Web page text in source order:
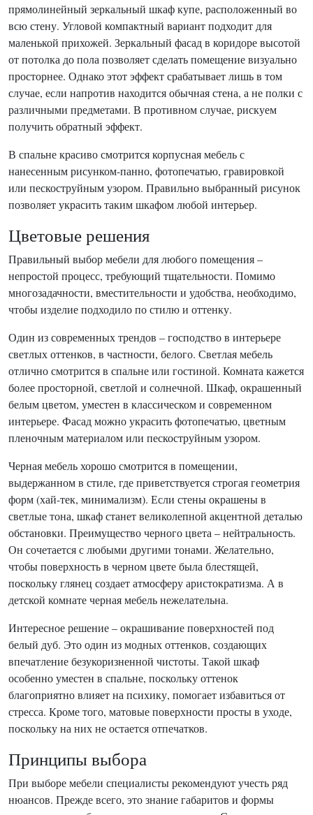
прямолинейный зеркальный шкаф купе, расположенный во
всю стену. Угловой компактный вариант подходит для
маленькой прихожей. Зеркальный фасад в коридоре высотой
от потолка до пола позволяет сделать помещение визуально
просторнее. Однако этот эффект срабатывает лишь в том
случае, если напротив находится обычная стена, а не полки с
различными предметами. В противном случае, рискуем
получить обратный эффект.
В спальне красиво смотрится корпусная мебель с
нанесенным рисунком-панно, фотопечатью, гравировкой
или пескоструйным узором. Правильно выбранный рисунок
позволяет украсить таким шкафом любой интерьер.
Цветовые решения
Правильный выбор мебели для любого помещения –
непростой процесс, требующий тщательности. Помимо
многозадачности, вместительности и удобства, необходимо,
чтобы изделие подходило по стилю и оттенку.
Один из современных трендов – господство в интерьере
светлых оттенков, в частности, белого. Светлая мебель
отлично смотрится в спальне или гостиной. Комната кажется
более просторной, светлой и солнечной. Шкаф, окрашенный
белым цветом, уместен в классическом и современном
интерьере. Фасад можно украсить фотопечатью, цветным
пленочным материалом или пескоструйным узором.
Черная мебель хорошо смотрится в помещении,
выдержанном в стиле, где приветствуется строгая геометрия
форм (хай-тек, минимализм). Если стены окрашены в
светлые тона, шкаф станет великолепной акцентной деталью
обстановки. Преимущество черного цвета – нейтральность.
Он сочетается с любыми другими тонами. Желательно,
чтобы поверхность в черном цвете была блестящей,
поскольку глянец создает атмосферу аристократизма. А в
детской комнате черная мебель нежелательна.
Интересное решение – окрашивание поверхностей под
белый дуб. Это один из модных оттенков, создающих
впечатление безукоризненной чистоты. Такой шкаф
особенно уместен в спальне, поскольку оттенок
благоприятно влияет на психику, помогает избавиться от
стресса. Кроме того, матовые поверхности просты в уходе,
поскольку на них не остается отпечатков.
Принципы выбора
При выборе мебели специалисты рекомендуют учесть ряд
нюансов. Прежде всего, это знание габаритов и формы